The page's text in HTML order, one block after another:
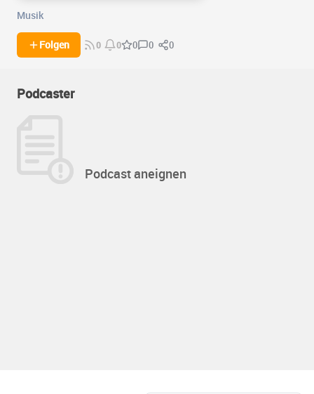
Musik
Folgen 0 0 0 0 0
Podcaster
Podcast aneignen